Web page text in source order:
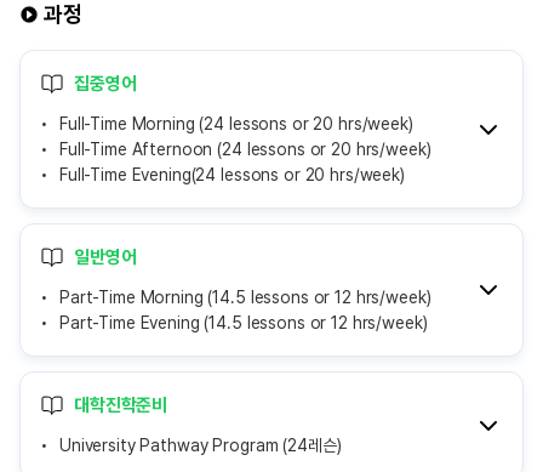
과정
집중영어
Full-Time Morning (24 lessons or 20 hrs/week)
Full-Time Afternoon (24 lessons or 20 hrs/week)
Full-Time Evening(24 lessons or 20 hrs/week)
일반영어
Part-Time Morning (14.5 lessons or 12 hrs/week)
Part-Time Evening (14.5 lessons or 12 hrs/week)
대학진학준비
University Pathway Program (24레슨)